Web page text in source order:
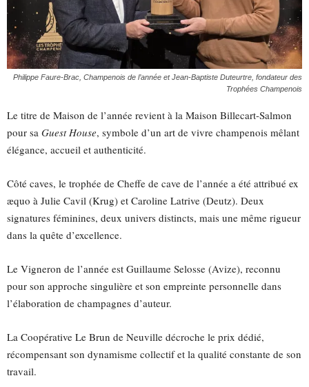
Philippe Faure-Brac, Champenois de l’année et Jean-Baptiste Duteurtre, fondateur des
Trophées Champenois
Le titre de Maison de l’année revient à la Maison Billecart-Salmon
pour sa Guest House, symbole d’un art de vivre champenois mêlant
élégance, accueil et authenticité.
Côté caves, le trophée de Cheffe de cave de l’année a été attribué ex
æquo à Julie Cavil (Krug) et Caroline Latrive (Deutz). Deux
signatures féminines, deux univers distincts, mais une même rigueur
dans la quête d’excellence.
Le Vigneron de l’année est Guillaume Selosse (Avize), reconnu
pour son approche singulière et son empreinte personnelle dans
l’élaboration de champagnes d’auteur.
La Coopérative Le Brun de Neuville décroche le prix dédié,
récompensant son dynamisme collectif et la qualité constante de son
travail.